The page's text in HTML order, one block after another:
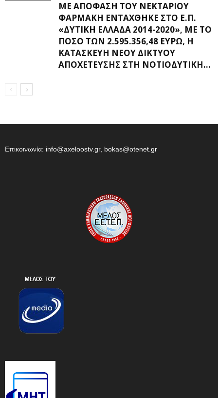
ΜΕ ΑΠΌΦΑΣΗ ΤΟΥ ΝΕΚΤΆΡΙΟΥ
ΦΑΡΜΆΚΗ ΕΝΤΆΧΘΗΚΕ ΣΤΟ Ε.Π.
«ΔΥΤΙΚΉ ΕΛΛΆΔΑ 2014-2020», ΜΕ ΤΟ
ΠΟΣΌ ΤΩΝ 2.595.356,48 ΕΥΡΏ, Η
ΚΑΤΑΣΚΕΥΉ ΝΈΟΥ ΔΙΚΤΎΟΥ
ΑΠΟΧΈΤΕΥΣΗΣ ΣΤΗ ΝΟΤΙΟΔΥΤΙΚΉ...
Επικοινωνία: info@axeloostv.gr, bokas@otenet.gr